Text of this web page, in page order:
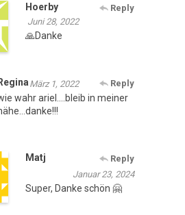
Hoerby
Reply
Juni 28, 2022
🙏Danke
Regina Reply
März 1, 2022
wahr ariel….bleib in meiner
Matj
Reply
Januar 23, 2024
Super, Danke schön 🤗